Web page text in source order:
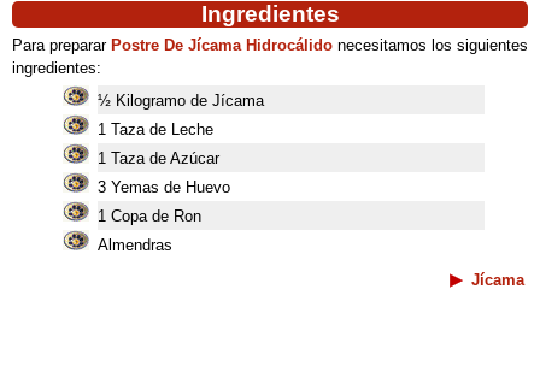
Ingredientes
Para preparar Postre De Jícama Hidrocálido necesitamos los siguientes
ingredientes:
½ Kilogramo de Jícama
1 Taza de Leche
1 Taza de Azúcar
3 Yemas de Huevo
1 Copa de Ron
Almendras
Jícama